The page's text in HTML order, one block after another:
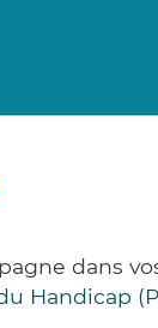
dans
Handicap